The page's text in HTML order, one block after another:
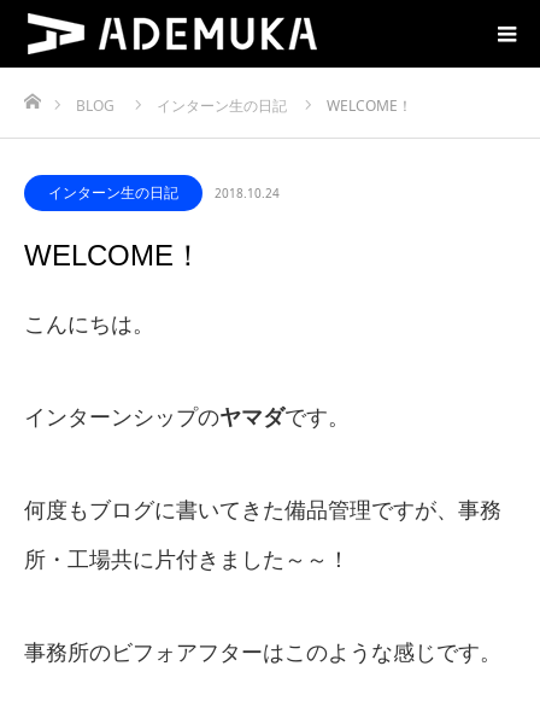
ホーム
BLOG インターン生の日記 WELCOME！
インターン生の日記 2018.10.24
WELCOME！
こんにちは。
インターンシップのヤマダです。
何度もブログに書いてきた備品管理ですが、事務
所・工場共に片付きました～～！
事務所のビフォアフターはこのような感じです。